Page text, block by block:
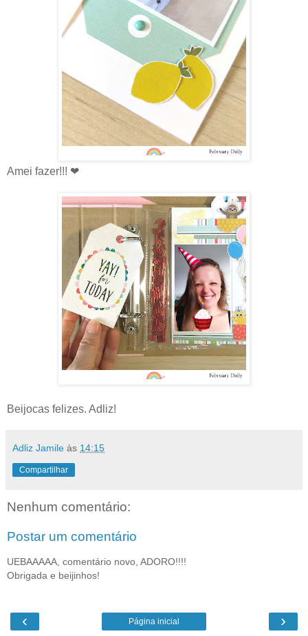
Amei fazer!!! ❤
Beijocas felizes. Adliz!
Adliz Jamile às 14:15
Compartilhar
Nenhum comentário:
Postar um comentário
UEBAAAAA, comentário novo, ADORO!!!!
Obrigada e beijinhos!
‹ ›
Página inicial